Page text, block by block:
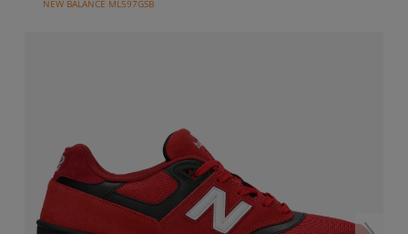
NEW BALANCE ML597GSB